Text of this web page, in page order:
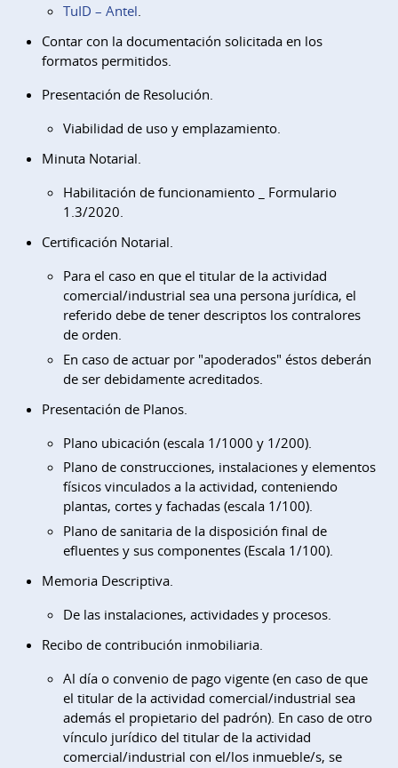
TuID – Antel
Contar con la documentación solicitada en los
formatos permitidos.
Presentación de Resolución.
Viabilidad de uso y emplazamiento.
Minuta Notarial.
Habilitación de funcionamiento _ Formulario
1.3/2020.
Certificación Notarial.
Para el caso en que el titular de la actividad
comercial/industrial sea una persona jurídica, el
referido debe de tener descriptos los contralores
de orden.
En caso de actuar por "apoderados" éstos deberán
de ser debidamente acreditados.
Presentación de Planos.
Plano ubicación (escala 1/1000 y 1/200).
Plano de construcciones, instalaciones y elementos
físicos vinculados a la actividad, conteniendo
plantas, cortes y fachadas (escala 1/100).
Plano de sanitaria de la disposición final de
efluentes y sus componentes (Escala 1/100).
Memoria Descriptiva.
De las instalaciones, actividades y procesos.
Recibo de contribución inmobiliaria.
Al día o convenio de pago vigente (en caso de que
el titular de la actividad comercial/industrial sea
además el propietario del padrón). En caso de otro
vínculo jurídico del titular de la actividad
comercial/industrial con el/los inmueble/s, se